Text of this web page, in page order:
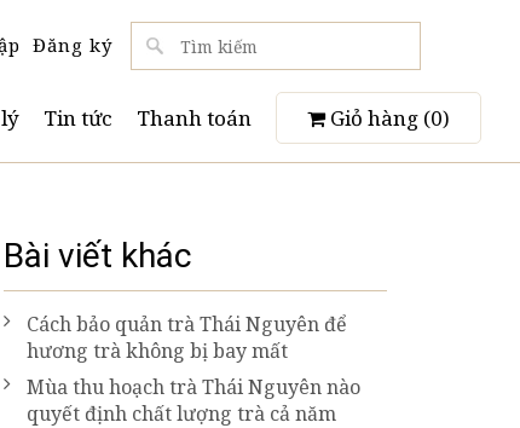
Đăng ký
Tin tức Thanh toán Giỏ hàng (0)
Bài viết khác
Cách bảo quản trà Thái Nguyên để
hương trà không bị bay mất
Mùa thu hoạch trà Thái Nguyên nào
quyết định chất lượng trà cả năm